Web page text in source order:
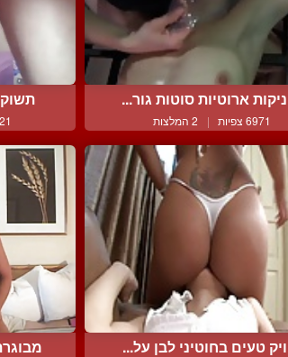
ארוטיות סוטות גור...
6971 צפיות | 2 המלצות
טעים בחוטיני לבן על...